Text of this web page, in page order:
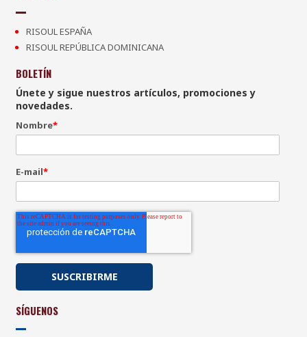
RISOUL ESPAÑA
RISOUL REPÚBLICA DOMINICANA
BOLETÍN
Únete y sigue nuestros artículos, promociones y
novedades.
Nombre*
E-mail*
SÍGUENOS